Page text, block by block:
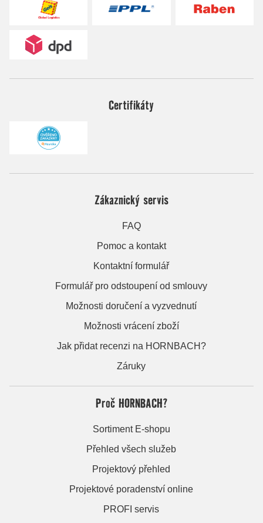
Certifikáty
Zákaznický servis
FAQ
Pomoc a kontakt
Kontaktní formulář
Formulář pro odstoupení od smlouvy
Možnosti doručení a vyzvednutí
Možnosti vrácení zboží
Jak přidat recenzi na HORNBACH?
Záruky
Proč HORNBACH?
Sortiment E-shopu
Přehled všech služeb
Projektový přehled
Projektové poradenství online
PROFI servis